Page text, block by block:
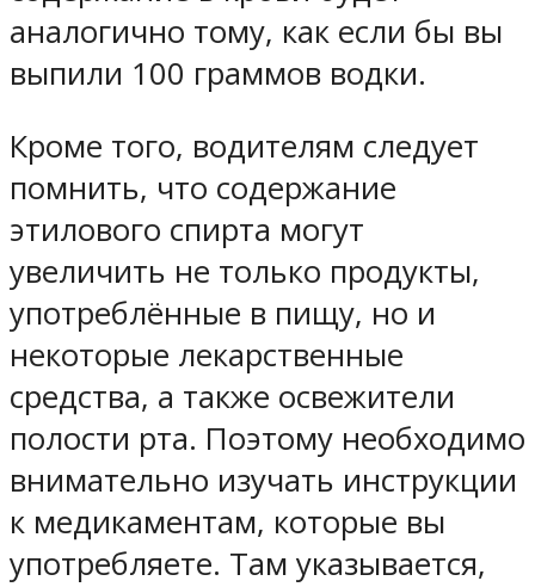
аналогично тому, как если бы вы
выпили 100 граммов водки.
Кроме того, водителям следует
помнить, что содержание
этилового спирта могут
увеличить не только продукты,
употреблённые в пищу, но и
некоторые лекарственные
средства, а также освежители
полости рта. Поэтому необходимо
внимательно изучать инструкции
к медикаментам, которые вы
употребляете. Там указывается,